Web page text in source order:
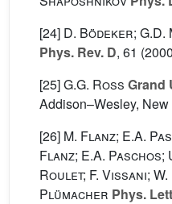
[24] D. Bödeker; G.D.
Phys. Rev. D, 61
[25]G.G. Ross Grand
Addison–Wesley,
[26] M. Flanz; E.A.
Flanz; E.A. Paschos;
Roulet; F. Vissani;
Plümacher Phys.